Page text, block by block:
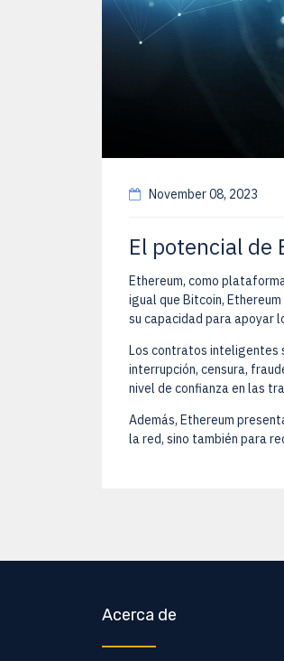
November 08, 2023
El potencial de
Ethereum, como
igual que Bitcoin,
su capacidad para apoyar
Los contratos inteligentes
interrupción, censura,
nivel de confianza en las
Además, Ethereum
la red, sino también para
Acerca de